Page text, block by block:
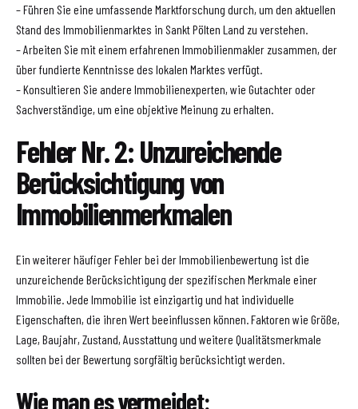
– Führen Sie eine umfassende Marktforschung durch, um den aktuellen
Stand des Immobilienmarktes in Sankt Pölten Land zu verstehen.
– Arbeiten Sie mit einem erfahrenen Immobilienmakler zusammen, der
über fundierte Kenntnisse des lokalen Marktes verfügt.
– Konsultieren Sie andere Immobilienexperten, wie Gutachter oder
Sachverständige, um eine objektive Meinung zu erhalten.
Fehler Nr. 2: Unzureichende
Berücksichtigung von
Immobilienmerkmalen
Ein weiterer häufiger Fehler bei der Immobilienbewertung ist die
unzureichende Berücksichtigung der spezifischen Merkmale einer
Immobilie. Jede Immobilie ist einzigartig und hat individuelle
Eigenschaften, die ihren Wert beeinflussen können. Faktoren wie Größe,
Lage, Baujahr, Zustand, Ausstattung und weitere Qualitätsmerkmale
sollten bei der Bewertung sorgfältig berücksichtigt werden.
Wie man es vermeidet: